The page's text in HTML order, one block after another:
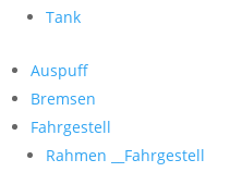
Tank
Auspuff
Bremsen
Fahrgestell
Rahmen __Fahrgestell